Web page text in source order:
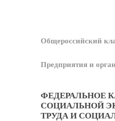
Общероссийский
Предприятия и
ФЕДЕРАЛЬНОЕ
СОЦИАЛЬНОЙ
ТРУДА И